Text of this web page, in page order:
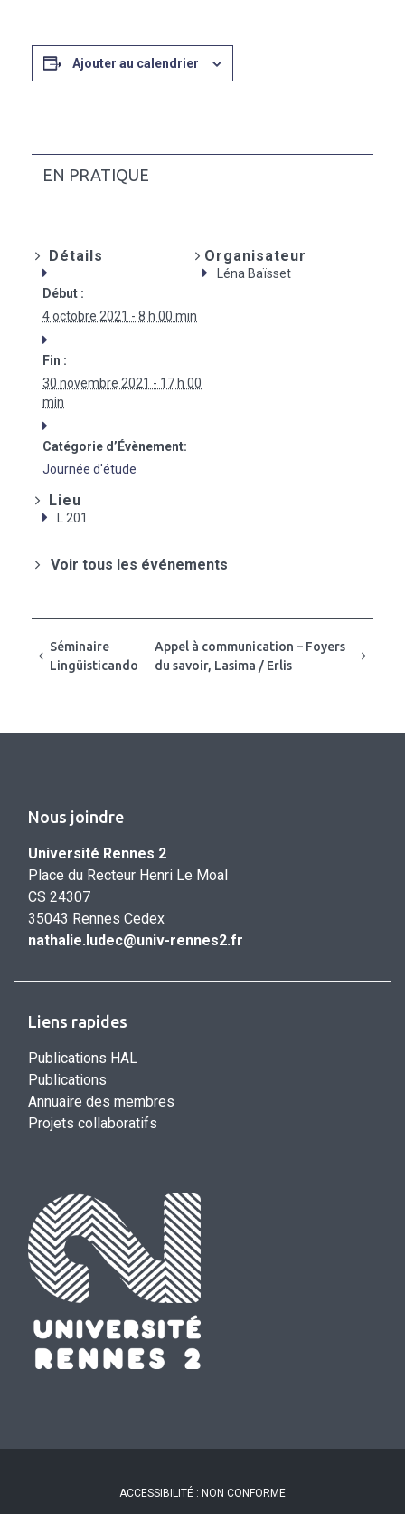
Ajouter au calendrier
EN PRATIQUE
Détails
Début :
4 octobre 2021 - 8 h 00 min
Fin :
30 novembre 2021 - 17 h 00
min
Catégorie d’Évènement:
Journée d'étude
Lieu
L 201
Organisateur
Léna Baïsset
Voir tous les événements
Séminaire
Lingüisticando
Appel à communication – Foyers
du savoir, Lasima / Erlis
Nous joindre
Université Rennes 2
Place du Recteur Henri Le Moal
CS 24307
35043 Rennes Cedex
nathalie.ludec@univ-rennes2.fr
Liens rapides
Publications HAL
Publications
Annuaire des membres
Projets collaboratifs
ACCESSIBILITÉ : NON CONFORME